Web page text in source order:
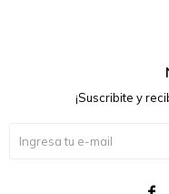
¡Suscribite y
